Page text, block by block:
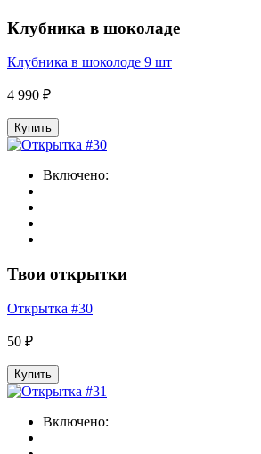
Клубника в шоколаде
Клубника в шоколоде 9 шт
4 990 ₽
Купить
Включено:
Твои открытки
Открытка #30
50 ₽
Купить
Включено: